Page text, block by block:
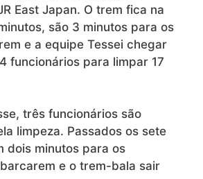
East Japan. O trem fica na
são 3 minutos para os
e a equipe Tessei chegar
funcionários para limpar 17
três funcionários são
limpeza. Passados os sete
dois minutos para os
e o trem-bala sair